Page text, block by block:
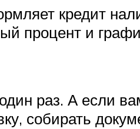
кредит
процент и
раз. А если
собирать